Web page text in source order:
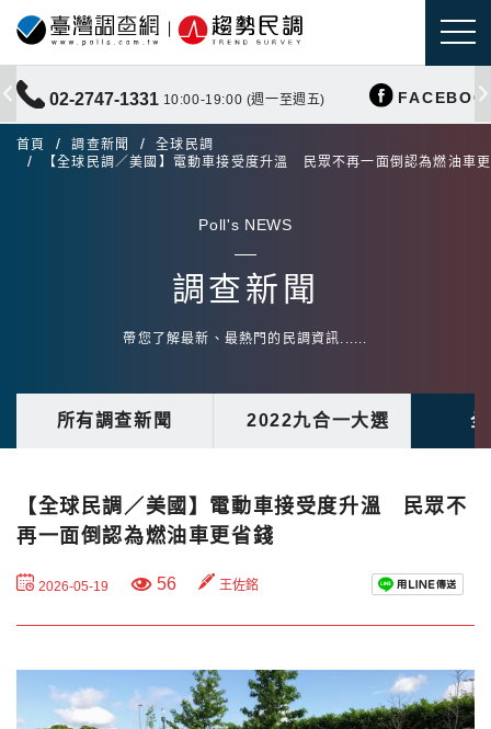
02-2747-1331 10:00-19:00 (週一至週五)
首頁 調查新聞
全球民調
【全球民調／美國】電動車接受度升溫 民眾不再一面倒認為燃油車
Poll's NEWS
調查新聞
帶您了解最新、最熱門的民調資訊......
所有調查新聞 2022九合一大選
【全球民調／美國】電動車接受度升溫 民眾不
再一面倒認為燃油車更省錢
2026-05-19 56 王佐銘